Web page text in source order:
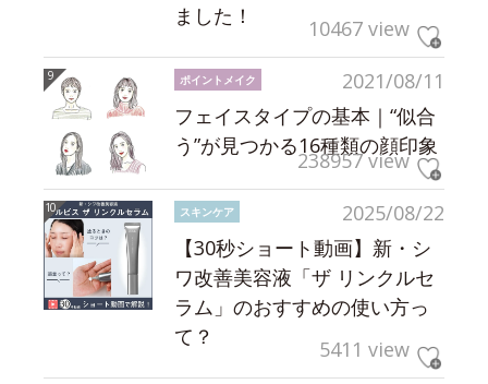
ました！
10467 view
2021/08/11
ポイントメイク
フェイスタイプの基本｜“似合
う”が見つかる16種類の顔印象
238957 view
2025/08/22
スキンケア
【30秒ショート動画】新・シ
ワ改善美容液「ザ リンクルセ
ラム」のおすすめの使い方っ
て？
5411 view